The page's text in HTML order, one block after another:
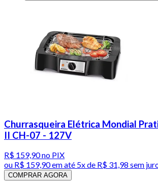
Churrasqueira Elétrica Mondial
II CH-07 - 127V
R$ 159,90no PIX
ou R$ 159,90em até 5x de R$ 31,98 sem
COMPRAR AGORA